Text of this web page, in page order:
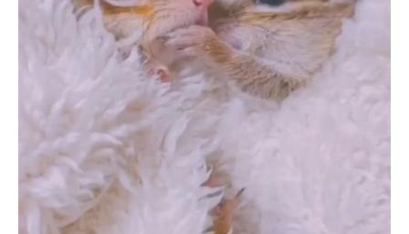
IT製品の技術・比較・事例
製造業のIT導入・活用を支援
モノづくり技術者専門サイト
エレクトロニクス専門サイト
電子設計の基本と応用
エネルギーの専門メディア